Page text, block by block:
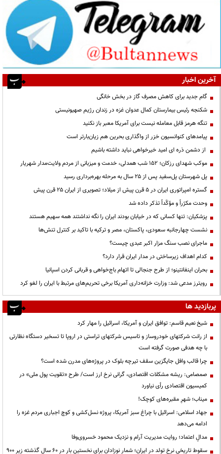
آخرین اخبار
گام جدید برای کاهش مصرف گاز در بخش خانگی
شکنجه رئیس بیمارستان کمال عدوان غزه در زندان رژیم صهیونیستی
تنگه هرمز قابل معامله نیست برای آمریکا معبر باز نکنید
پیامدهای کنوانسیون خزر از واگذاری بحرین هم زیان‌بارتر است
از دشمن ذره ای امید خیرخواهی نباید داشته باشیم
موکب شهدای رزکان؛ ۱۵۲ شب همدلی، خدمت و میزبانی از مردم ولایت‌مدار شهریار
پل شهرستان پل‌سفید پس از ۲۵ سال به مرحله بهره‌برداری رسید
گستره امپراتوری ایران در ۵ قرن پیش از میلاد؛ تصویری از ایران ۲۵ قرن پیش
وحدت مکرّراً و مؤکّداً تذکر داده شد
پزشکیان: تنها کسانی که در خیابان بودند ایران را نگه نداشتند همه سهیم هستند
نشست چهارجانبه سعودی، پاکستان، مصر و ترکیه با تاکید بر کنترل تنش‌ها
ماجرای نصب سنگ مزار اکبر عبدی چیست؟
کدام اهداف زیرساختی در مدار ایران قرار دارد؟
بحران اینفانتینو؛ از طرح جنجالی تا اتهام باج‌خواهی و قربانی کردن اسپانیا
رویترز مدعی شد: وزارت خزانه‌داری آمریکا برخی تحریم‌های مرتبط با ایران را لغو کرد
پربازدید ها
شیخ نعیم قاسم: توافق ایران و آمریکا، اسرائیل را مهار کرد
از رانت‌ شرکتهای خودروساز و تاسیس شرکتهای تراستی در اروپا تا تسخیر دستگاه نظارتی
با چه هدفی صورت گرفته است
چرا قالب وافل جایگزین سقف تیرچه بلوک در پروژه‌های مدرن شده است؟
صمصامی: ریشه مشکلات اقتصادی، گرانی نرخ ارز است/ طرح «تقویت پول ملی» در
کمیسیون اقتصادی رأی نیاورد
میناب؛ شهرِ مقبره‌های کوچک!
جهاد اسلامی: اسرائیل با چراغ سبز آمریکا، پروژه نسل‌کشی و کوچ اجباری مردم غزه را
ادامه می‌دهد
مدالِ اعتماد؛ روایت مدیریت آرام و نزدیک محمود خسروی‌وفا
سقوط تاریخی نرخ تولد در ایران؛ شمار نوزادان برای نخستین بار در ۶۰ سال گذشته زیر ۹۰۰